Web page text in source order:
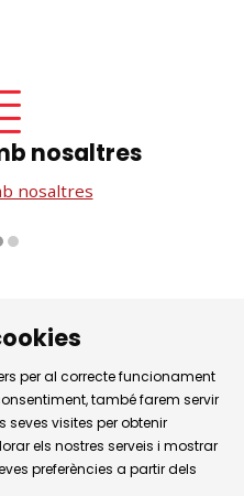
nosaltres
nosaltres
de 9.30h a 17.30h i
de Cookies
|
per al correcte funcionament
també farem servir
seves visites per obtenir
els nostres serveis i mostrar
preferències a partir dels